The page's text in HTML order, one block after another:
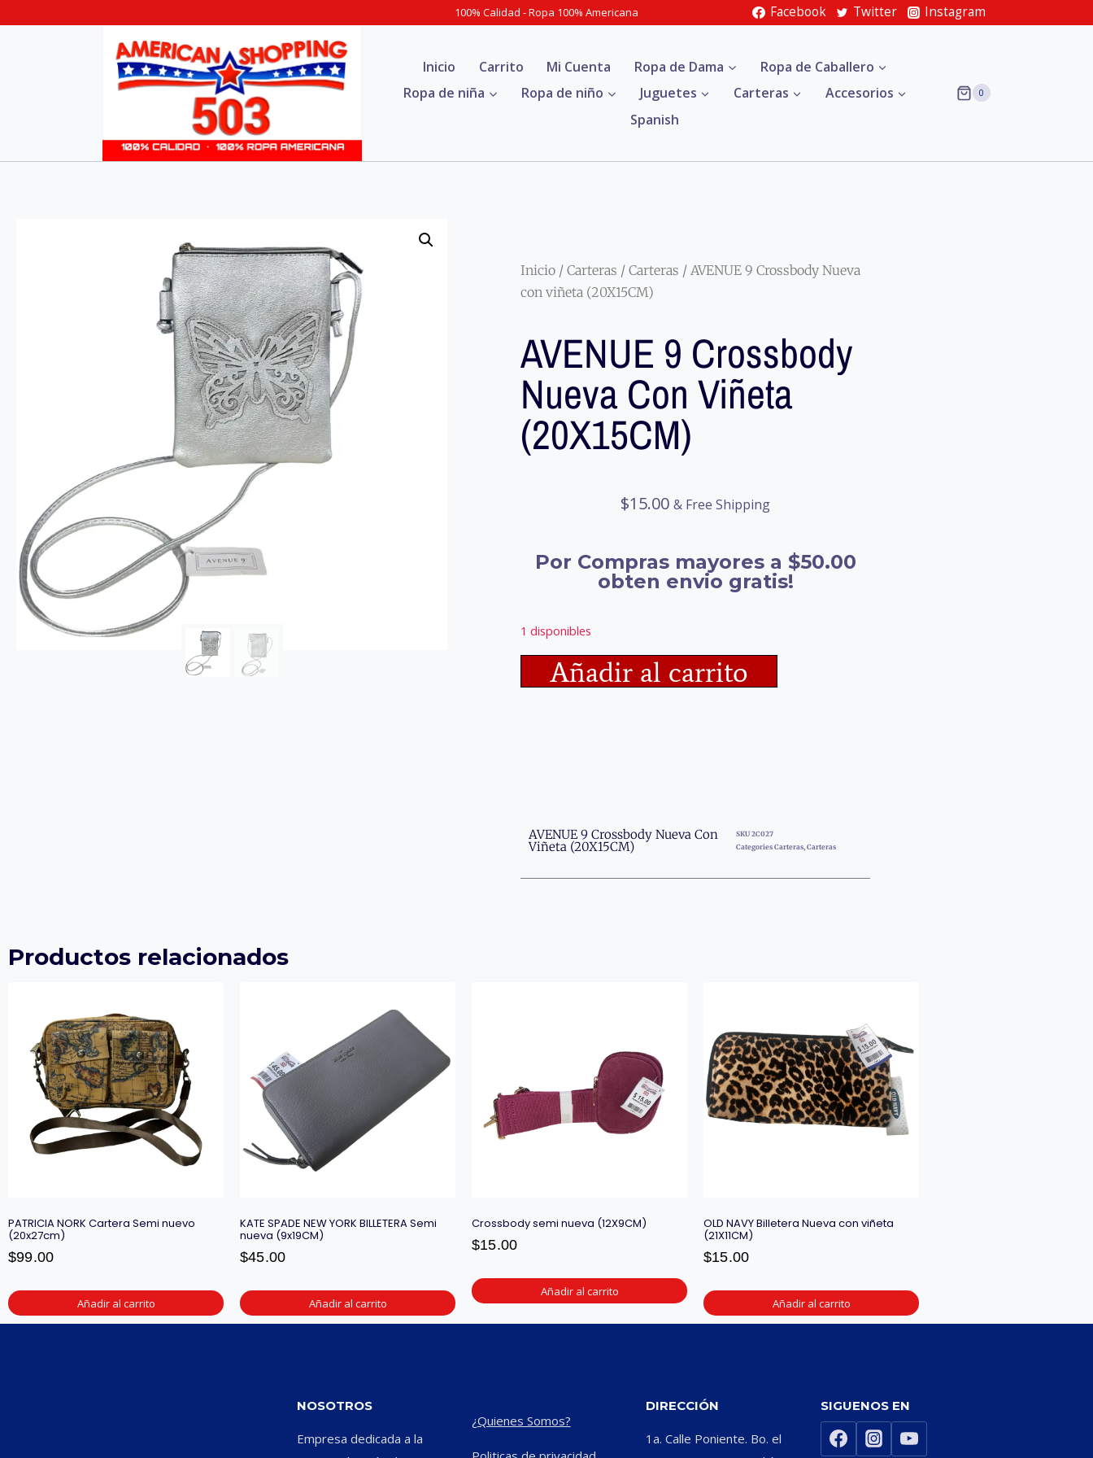
100% Calidad - Ropa 100% Americana Facebook Twitter Instagram
Inicio Carrito Mi Cuenta Ropa de Dama
Ropa de Caballero
Ropa de niña
Ropa de niño Juguetes Carteras
Accesorios
Spanish
0
Inicio / Carteras / Carteras / AVENUE 9 Crossbody Nueva
con viñeta (20X15CM)
AVENUE 9 Crossbody
Nueva Con Viñeta
(20X15CM)
$15.00 & Free Shipping
Por Compras mayores a $50.00
obten envio gratis!
1 disponibles
Añadir al carrito
AVENUE 9 Crossbody Nueva Con
Viñeta (20X15CM)
SKU 2C027
Categories Carteras, Carteras
Productos relacionados
PATRICIA NORK Cartera Semi nuevo
(20x27cm)
$99.00
Añadir al carrito
KATE SPADE NEW YORK BILLETERA Semi
nueva (9x19CM)
$45.00
Añadir al carrito
Crossbody semi nueva (12X9CM)
$15.00
Añadir al carrito
OLD NAVY Billetera Nueva con viñeta
(21X11CM)
$15.00
Añadir al carrito
NOSOTROS
Empresa dedicada a la
¿Quienes Somos?
DIRECCIÓN
1a. Calle Poniente. Bo. el
SIGUENOS EN